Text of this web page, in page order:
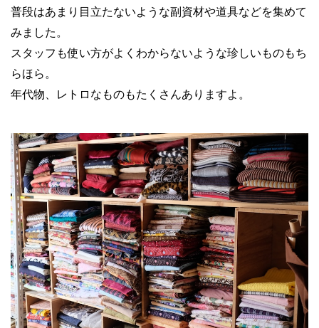
普段はあまり目立たないような副資材や道具などを集めて
みました。
スタッフも使い方がよくわからないような珍しいものもち
らほら。
年代物、レトロなものもたくさんありますよ。